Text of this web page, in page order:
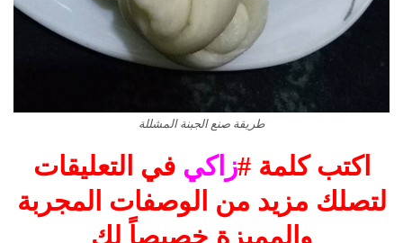
طريقة صنع الجبنة المشللة
اكتب كلمة #زاكي في التعليقات
لتصلك مزيد من الوصفات المجربة
والمميزة خصيصاً لك